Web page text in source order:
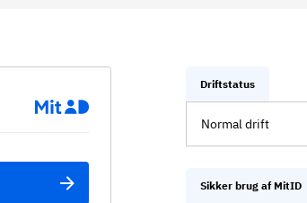
Driftstatus
Normal drift
Sikker brug af MitID